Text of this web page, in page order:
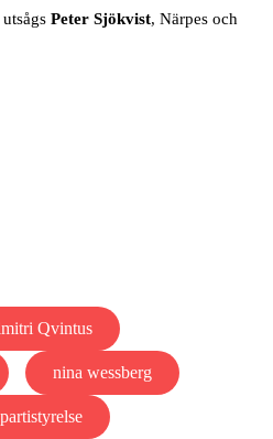
utsågsPeter Sjökvist, Närpes och
Qvintus
nina wessberg
partistyrelse